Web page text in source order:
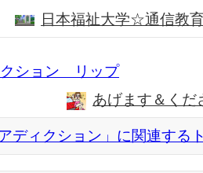
日本福祉大学☆通信教
クション リップ
あげます＆くだ
アディクション」に関連する